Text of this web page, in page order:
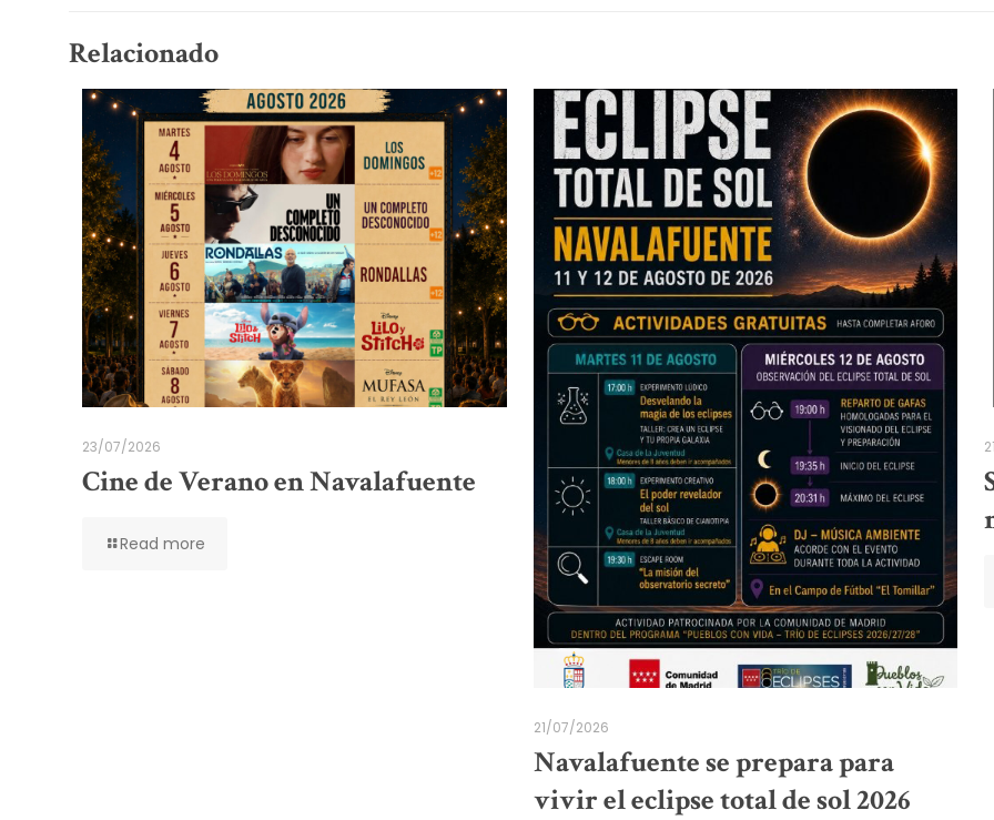
Relacionado
23/07/2026
Cine de Verano en Navalafuente
Read more
21/07/2026
Navalafuente se prepara para
vivir el eclipse total de sol 2026